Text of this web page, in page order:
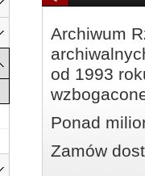
Archiwum
od 1993
Ponad
Zamów